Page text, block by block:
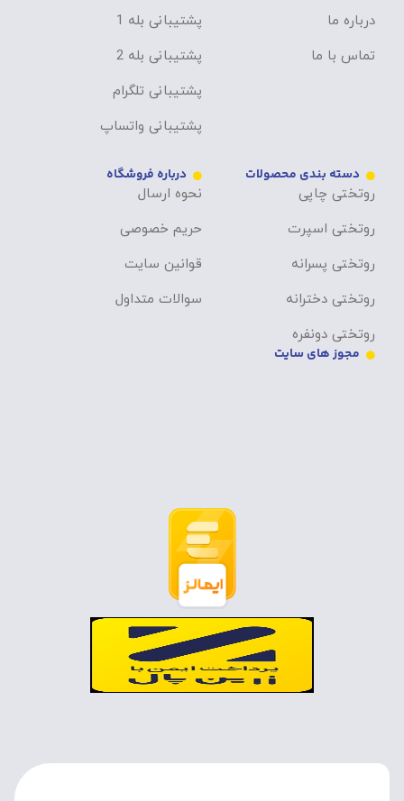
درباره ما
تماس با ما
پشتیبانی بله 1
پشتیبانی بله 2
پشتیبانی تلگرام
پشتیبانی واتساپ
دسته بندی محصولات
روتختی چاپی
روتختی اسپرت
روتختی پسرانه
روتختی دخترانه
روتختی دونفره
درباره فروشگاه
نحوه ارسال
حریم خصوصی
قوانین سایت
سوالات متداول
مجوز های سایت